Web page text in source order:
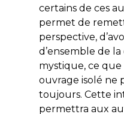
certains de ces
permet de
perspective,
d’ensemble de
mystique, ce
ouvrage isolé ne
toujours. Cette
permettra aux